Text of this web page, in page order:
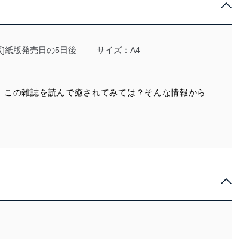
り、個人情報データベース等を取り扱う情報
ルへのパスワードを設定しています。
紙版発売日の5日後 サイズ：A4
の雑誌を読んで癒されてみては？そんな情報から